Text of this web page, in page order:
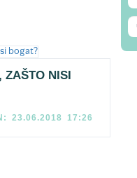
ZAŠTO NISI
23.06.2018 17:26